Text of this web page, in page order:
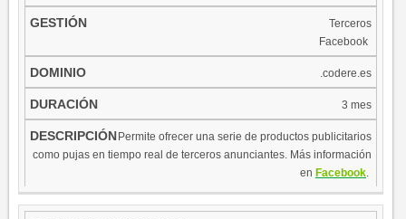
DE
PUBLICIDAD
GESTIÓN DOMINIO DURACIÓN
Terceros
Faceboo​k​
.codere.es
3 mes
​Permite ofrecer una serie de productos publicitarios
como pujas en tiempo real de terceros anunciantes. Más información
en Facebook.